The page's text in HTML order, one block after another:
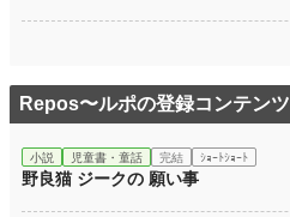
Repos〜ルポの登録コンテンツ
小説 児童書・童話 完結 ｼｮｰﾄｼｮｰﾄ
野良猫 ジークの 願い事